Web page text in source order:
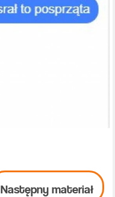
Następny materiał